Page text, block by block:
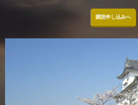
購読申し込みへ